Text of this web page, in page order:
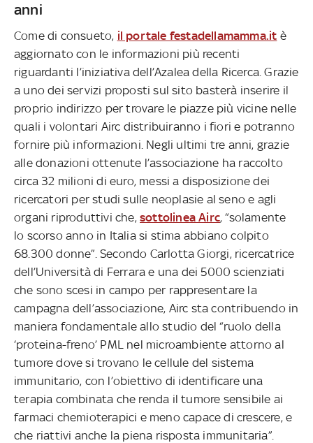
anni
Come di consueto, il portale festadellamamma.it è
aggiornato con le informazioni più recenti
riguardanti l’iniziativa dell’Azalea della Ricerca. Grazie
a uno dei servizi proposti sul sito basterà inserire il
proprio indirizzo per trovare le piazze più vicine nelle
quali i volontari Airc distribuiranno i fiori e potranno
fornire più informazioni. Negli ultimi tre anni, grazie
alle donazioni ottenute l’associazione ha raccolto
circa 32 milioni di euro, messi a disposizione dei
ricercatori per studi sulle neoplasie al seno e agli
organi riproduttivi che, sottolinea Airc, “solamente
lo scorso anno in Italia si stima abbiano colpito
68.300 donne”. Secondo Carlotta Giorgi, ricercatrice
dell’Università di Ferrara e una dei 5000 scienziati
che sono scesi in campo per rappresentare la
campagna dell’associazione, Airc sta contribuendo in
maniera fondamentale allo studio del “ruolo della
‘proteina-freno’ PML nel microambiente attorno al
tumore dove si trovano le cellule del sistema
immunitario, con l’obiettivo di identificare una
terapia combinata che renda il tumore sensibile ai
farmaci chemioterapici e meno capace di crescere, e
che riattivi anche la piena risposta immunitaria”.